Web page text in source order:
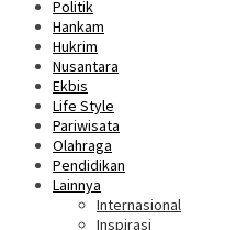
Politik
Hankam
Hukrim
Nusantara
Ekbis
Life Style
Pariwisata
Olahraga
Pendidikan
Lainnya
Internasional
Inspirasi